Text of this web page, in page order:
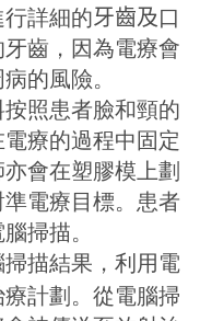
詳細的牙齒及口
齒，因為電療會
的風險。
照患者臉和頸的
療的過程中固定
會在塑膠模上劃
電療目標。患者
掃描。
描結果，利用電
計劃。從電腦掃